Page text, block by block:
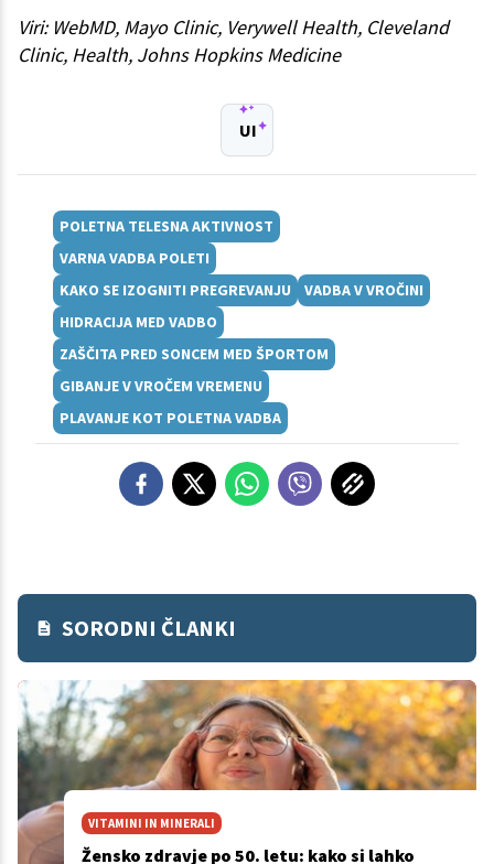
Viri: WebMD, Mayo Clinic, Verywell Health, Cleveland
Clinic, Health, Johns Hopkins Medicine
UI
POLETNA TELESNA AKTIVNOST
VARNA VADBA POLETI
KAKO SE IZOGNITI PREGREVANJU
VADBA V VROČINI
HIDRACIJA MED VADBO
ZAŠČITA PRED SONCEM MED ŠPORTOM
GIBANJE V VROČEM VREMENU
PLAVANJE KOT POLETNA VADBA
SORODNI ČLANKI
VITAMINI IN MINERALI
Žensko zdravje po 50. letu: kako si lahko